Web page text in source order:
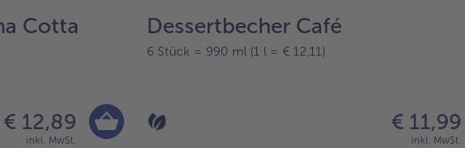
Cotta
€ 12,89
inkl. MwSt.
Dessertbecher Café
6 Stück = 990 ml (1 l = € 12,11)
€ 11,99
inkl. MwSt.